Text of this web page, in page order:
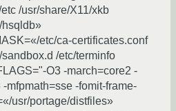
/usr/share/X11/xkb
hsqldb»
etc/ca-certificates.conf
/etc/terminfo
O3 -march=core2 -
mfpmath=sse -fomit-frame-
usr/portage/distfiles»